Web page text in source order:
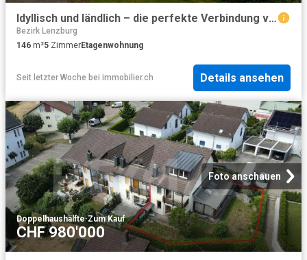
Idyllisch und ländlich – die perfekte Verbindung von Natur und Komfort
Bezirk Lenzburg
146 m²5 ZimmerEtagenwohnung
Seit letzter Woche bei immobilier.ch Details ansehen
Foto anschauen
Doppelhaushälfte·Zum Kauf
CHF 980'000